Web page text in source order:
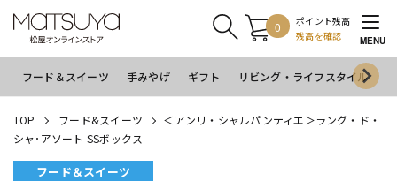
0
ポイント残高
残高を確認
MENU
フード＆スイーツ 手みやげ ギフト リビング・ライフスタイル
TOP フード&スイーツ
＜アンリ・シャルパンティエ＞ラング・ド・
シャ･アソート SSボックス
フード＆スイーツ